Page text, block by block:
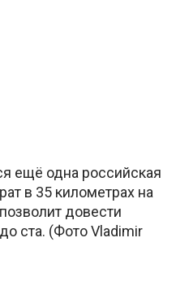
ещё одна российская
в 35 километрах на
довести
ста. (Фото Vladimir